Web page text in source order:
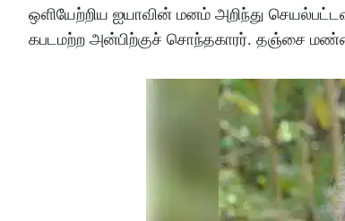
ஒளியேற்றிய ஐயாவின் மனம் அறிந்து
கபடமற்ற அன்பிற்குச் சொந்தகாரர். தஞ்சை